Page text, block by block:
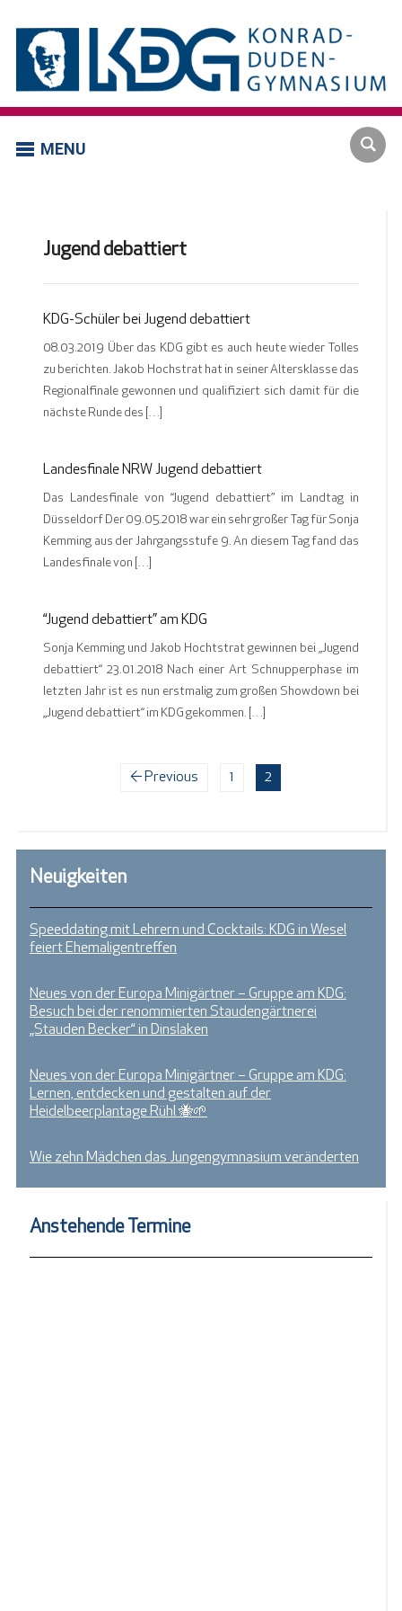
MENU
Jugend debattiert
KDG-Schüler bei Jugend debattiert
08.03.2019 Über das KDG gibt es auch heute wieder Tolles
zu berichten. Jakob Hochstrat hat in seiner Altersklasse das
Regionalfinale gewonnen und qualifiziert sich damit für die
nächste Runde des […]
Landesfinale NRW Jugend debattiert
Das Landesfinale von “Jugend debattiert” im Landtag in
Düsseldorf Der 09.05.2018 war ein sehr großer Tag für Sonja
Kemming aus der Jahrgangsstufe 9. An diesem Tag fand das
Landesfinale von […]
“Jugend debattiert” am KDG
Sonja Kemming und Jakob Hochtstrat gewinnen bei „Jugend
debattiert“ 23.01.2018 Nach einer Art Schnupperphase im
letzten Jahr ist es nun erstmalig zum großen Showdown bei
„Jugend debattiert“ im KDG gekommen. […]
← Previous 1 2
Neuigkeiten
Speeddating mit Lehrern und Cocktails: KDG in Wesel
feiert Ehemaligentreffen
Neues von der Europa Minigärtner – Gruppe am KDG:
Besuch bei der renommierten Staudengärtnerei
„Stauden Becker“ in Dinslaken
Neues von der Europa Minigärtner – Gruppe am KDG:
Lernen, entdecken und gestalten auf der
Heidelbeerplantage Rühl 🐝🌱
Wie zehn Mädchen das Jungengymnasium veränderten
Anstehende Termine